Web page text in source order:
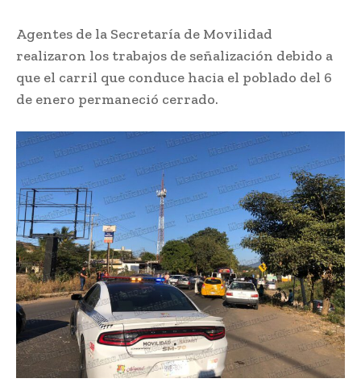
Agentes de la Secretaría de Movilidad
realizaron los trabajos de señalización debido a
que el carril que conduce hacia el poblado del 6
de enero permaneció cerrado.